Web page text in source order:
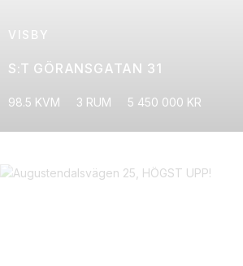
VISBY
S:T GÖRANSGATAN 31
98.5 KVM 3 RUM 5 450 000 KR